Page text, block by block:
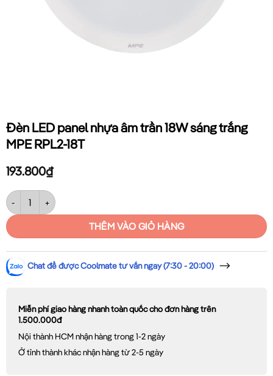
Đèn LED panel nhựa âm trần 18W sáng trắng
MPE RPL2-18T
193.800₫
Đèn LED panel nhựa âm trần 18W sáng trắng MPE RPL2-18T số lượng
THÊM VÀO GIỎ HÀNG
Chat để được Coolmate tư vấn ngay (7:30 - 20:00)
Miễn phí giao hàng nhanh toàn quốc cho đơn hàng trên
1.500.000đ
Nội thành HCM nhận hàng trong 1-2 ngày
Ở tỉnh thành khác nhận hàng từ 2-5 ngày